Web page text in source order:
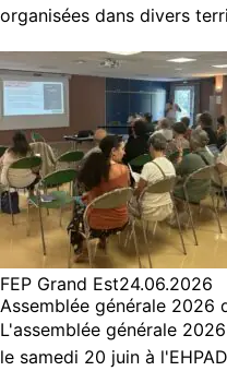
organisées dans divers
FEP Grand Est24.06.2026
Assemblée générale 2026
L'assemblée générale
le samedi 20 juin à